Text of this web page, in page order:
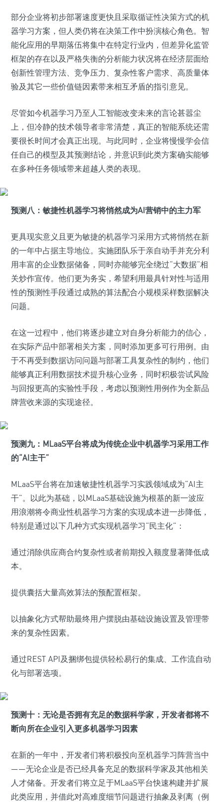
部分企业将初步部署速度更快且采取循证性决策方式的机
器学习方案，但人类仍将在决策工作中扮演核心角色。智
能化应用的早期落伍将集中在特定行业内，但差异化监管
框架的存在以及严格失衡的分析能力状况将在经济层面给
创新性管理方法、竞争压力、复杂性客户需求、高质量体
验及其它一些价值链因素带来相互矛盾的指引意见。
尽管如今机器学习乃至人工智能改变未来的言论甚嚣尘
上，但冷静的技术领导者非常清楚，真正的智能系统还需
要很长时间才会真正出现。与此同时，企业将慢慢学会信
任自己的模型及其预测结论，并意识到此类方案确实能够
在多种任务领域带来超越人类的表现。
预测八：敏捷性机器学习将悄然成为AI营销中的主力军
更具现实意义且更为敏捷的机器学习采用方式将悄然在新
的一年中占据主导地位。实施团队乐于亲自动手并充分利
用丰富的企业数据储备，同时亦能够完全绕过“大数据”相
关炒作宣传。他们更为务实，希望利用最具针对性与适用
性的预测性手段通过成熟的算法配合小规模采样数据解决
问题。
在这一过程中，他们将逐步建立对自身分析能力的信心，
在实际产品中部署相关方案，同时添加更多可行用例。由
于不再受到数据访问问题与部署工具复杂性的制约，他们
能够真正利用数据技术提升核心业务，同时积极尝试风险
与回报更高的实验性手段，考虑以预测性用例作为全新品
牌营收来源的实现途径。
预测九：MLaaS平台将成为传统企业中机器学习采用工作
的“AI主干”
MLaaS平台将在加速敏捷性机器学习实践领域成为“AI主
干”。以此为基础，以MLaaS基础设施为根基的新一波应
用浪潮将令商业性机器学习方案的实现成本进一步降低，
特别是通过以下几种方式实现机器学习“民主化”：
通过消除供应商合约复杂性或者前期投入额度显著降低成
本。
提供囊括大量高效算法的预配置框架。
以抽象化方式帮助最终用户摆脱由基础设施设置及管理带
来的复杂性因素。
通过REST API及捆绑包提供轻松易行的集成、工作流自动
化与部署选项。
预测十：无论是否拥有充足的数据科学家，开发者都将不
断向所在企业引入更多机器学习因素
在新的一年中，开发者们将积极投向至机器学习阵营当中
——无论企业是否已经具备充足的数据科学家及其他相关
人才储备。开发者们将立足于MLaaS平台快速构建并扩展
此类应用，并借此对高难度细节问题进行抽象及剥离（例